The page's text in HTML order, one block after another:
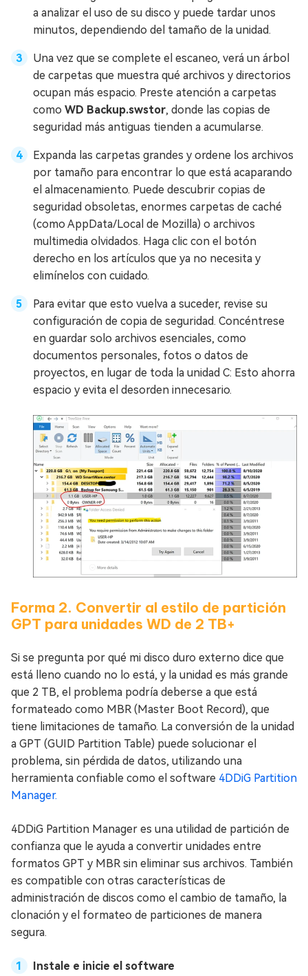
a analizar el uso de su disco y puede tardar unos
minutos, dependiendo del tamaño de la unidad.
Una vez que se complete el escaneo, verá un árbol
de carpetas que muestra qué archivos y directorios
ocupan más espacio. Preste atención a carpetas
como WD Backup.swstor, donde las copias de
seguridad más antiguas tienden a acumularse.
Expanda las carpetas grandes y ordene los archivos
por tamaño para encontrar lo que está acaparando
el almacenamiento. Puede descubrir copias de
seguridad obsoletas, enormes carpetas de caché
(como AppData/Local de Mozilla) o archivos
multimedia olvidados. Haga clic con el botón
derecho en los artículos que ya no necesita y
elimínelos con cuidado.
Para evitar que esto vuelva a suceder, revise su
configuración de copia de seguridad. Concéntrese
en guardar solo archivos esenciales, como
documentos personales, fotos o datos de
proyectos, en lugar de toda la unidad C: Esto ahorra
espacio y evita el desorden innecesario.
Forma 2. Convertir al estilo de partición
GPT para unidades WD de 2 TB+
Si se pregunta por qué mi disco duro externo dice que
está lleno cuando no lo está, y la unidad es más grande
que 2 TB, el problema podría deberse a que está
formateado como MBR (Master Boot Record), que
tiene limitaciones de tamaño. La conversión de la unidad
a GPT (GUID Partition Table) puede solucionar el
problema, sin pérdida de datos, utilizando una
herramienta confiable como el software 4DDiG Partition
Manager.
4DDiG Partition Manager es una utilidad de partición de
confianza que le ayuda a convertir unidades entre
formatos GPT y MBR sin eliminar sus archivos. También
es compatible con otras características de
administración de discos como el cambio de tamaño, la
clonación y el formateo de particiones de manera
segura.
Instale e inicie el software